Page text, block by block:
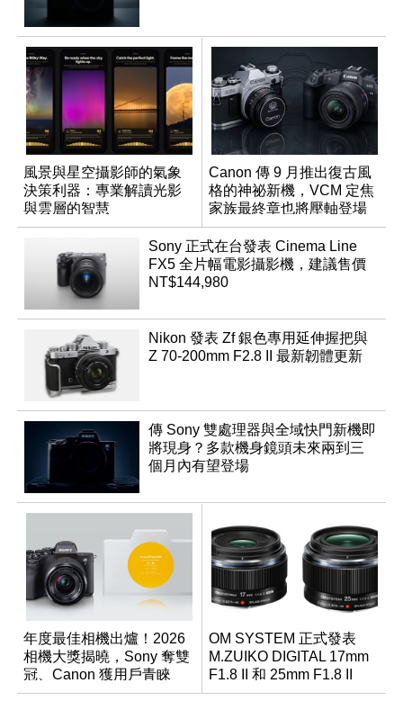
風景與星空攝影師的氣象
決策利器：專業解讀光影
與雲層的智慧
App「Atmos」登場
Canon 傳 9 月推出復古風
格的神祕新機，VCM 定焦
家族最終章也將壓軸登場
Sony 正式在台發表 Cinema Line
FX5 全片幅電影攝影機，建議售價
NT$144,980
Nikon 發表 Zf 銀色專用延伸握把與
Z 70-200mm F2.8 II 最新韌體更新
傳 Sony 雙處理器與全域快門新機即
將現身？多款機身鏡頭未來兩到三
個月內有望登場
年度最佳相機出爐！2026
相機大獎揭曉，Sony 奪雙
冠、Canon 獲用戶青睞
OM SYSTEM 正式發表
M.ZUIKO DIGITAL 17mm
F1.8 II 和 25mm F1.8 II